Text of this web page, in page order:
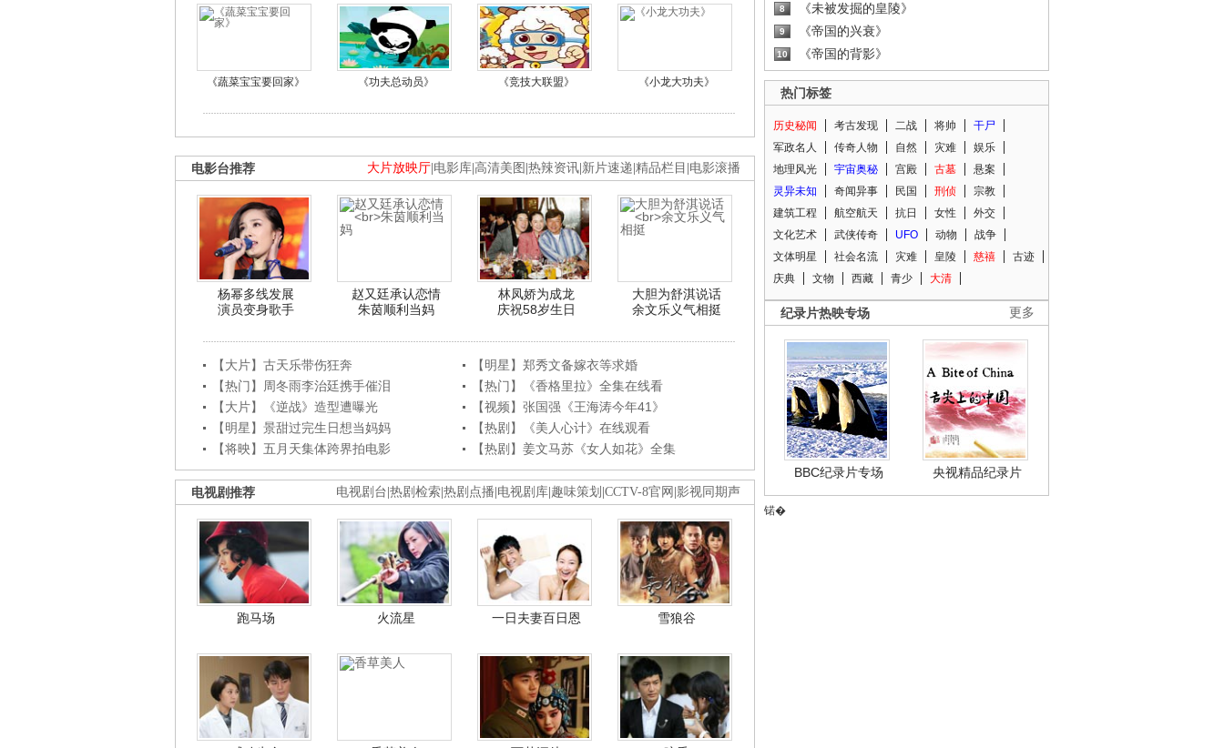
《蔬菜宝宝要回家》 《功夫总动员》 《竞技大联盟》 《小龙大功夫》
大片放映厅 电影库 高清美图 热辣资讯 新片速递 精品栏目 电影滚播
电影台推荐
杨幂多线发展
演员变身歌手
赵又廷承认恋情
朱茵顺利当妈
林凤娇为成龙
庆祝58岁生日
大胆为舒淇说话
余文乐义气相挺
【大片】古天乐带伤狂奔
【明星】郑秀文备嫁衣等求婚
【热门】周冬雨李治廷携手催泪
【热门】《香格里拉》全集在线看
【大片】《逆战》造型遭曝光
【视频】张国强《王海涛今年41》
【明星】景甜过完生日想当妈妈
【热剧】《美人心计》在线观看
【将映】五月天集体跨界拍电影
【热剧】姜文马苏《女人如花》全集
电视剧台 热剧检索 热剧点播 电视剧库 趣味策划 CCTV-8官网 影视同期声
电视剧推荐
跑马场 火流星 一日夫妻百日恩 雪狼谷
8 《未被发掘的皇陵》
9 《帝国的兴衰》
10 《帝国的背影》
热门标签
历史秘闻 考古发现 二战 将帅
干尸
军政名人
传奇人物 自然 灾难
娱乐
地理风光
宇宙奥秘 宫殿 古墓
悬案
灵异未知
奇闻异事 民国 刑侦
宗教
建筑工程
航空航天 抗日 女性
外交
文化艺术
武侠传奇 UFO 动物
战争
文体明星
社会名流 灾难 皇陵 慈禧
古迹
庆典
文物 西藏 青少 大清
更多
纪录片热映专场
BBC纪录片专场 央视精品纪录片
锘�